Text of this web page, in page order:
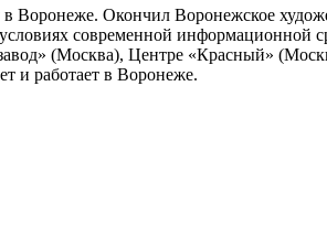
Воронеже. Окончил Воронежское
современной информационной
(Москва), Центре «Красный»
и работает в Воронеже.